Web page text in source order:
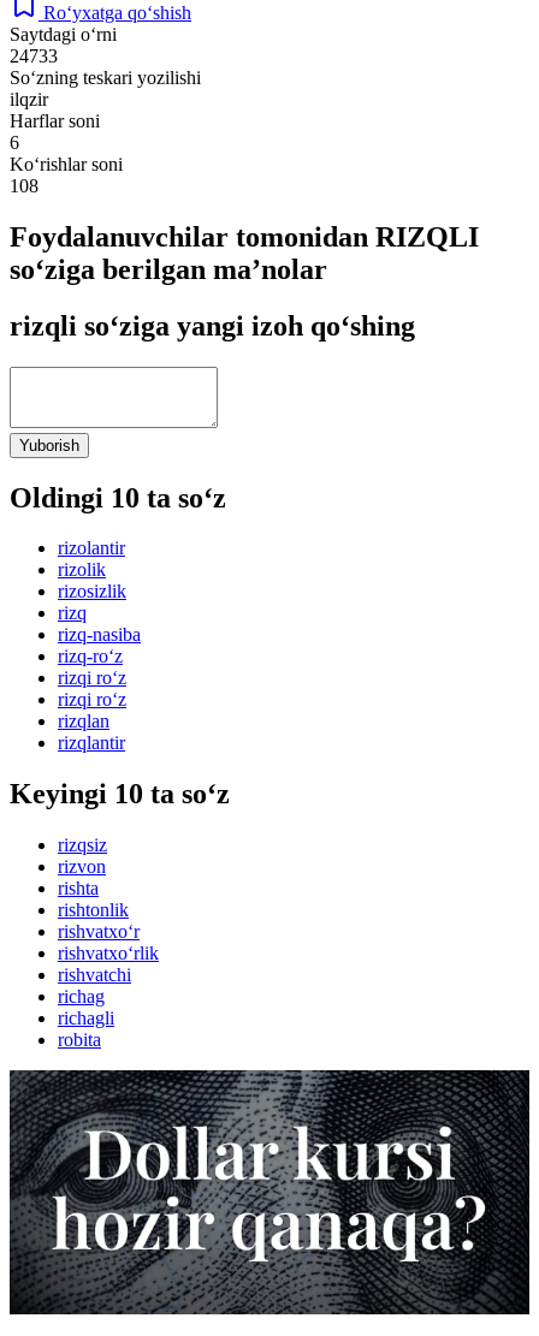
Ro‘yxatga qo‘shish
Saytdagi o‘rni
24733
So‘zning teskari yozilishi
ilqzir
Harflar soni
6
Ko‘rishlar soni
108
Foydalanuvchilar tomonidan RIZQLI
so‘ziga berilgan ma’nolar
rizqli so‘ziga yangi izoh qo‘shing
Yuborish
Oldingi 10 ta so‘z
rizolantir
rizolik
rizosizlik
rizq
rizq-nasiba
rizq-ro‘z
rizqi ro‘z
rizqi ro‘z
rizqlan
rizqlantir
Keyingi 10 ta so‘z
rizqsiz
rizvon
rishta
rishtonlik
rishvatxo‘r
rishvatxo‘rlik
rishvatchi
richag
richagli
robita